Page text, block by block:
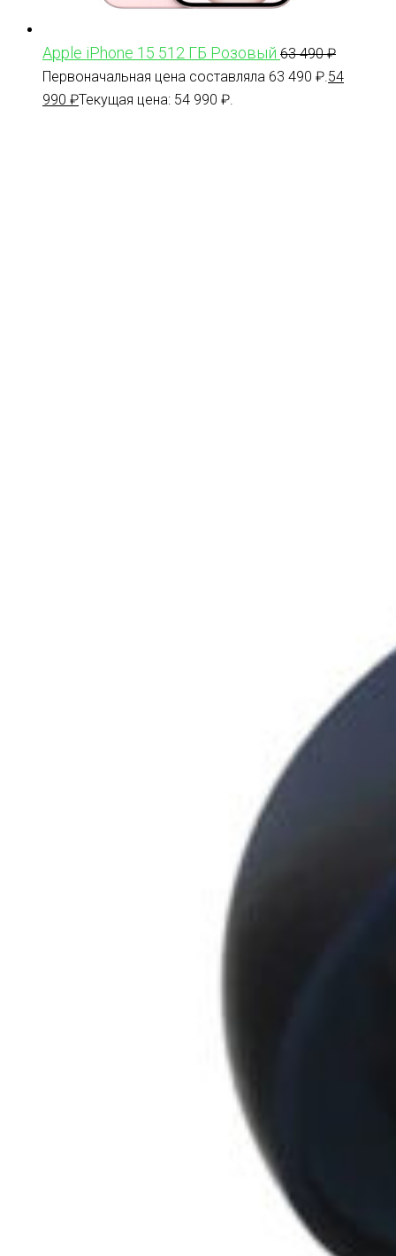
Apple iPhone 15 512 ГБ Розовый 63 490₽
Первоначальная цена составляла 63 490 ₽. 54
990 ₽Текущая цена: 54 990 ₽.